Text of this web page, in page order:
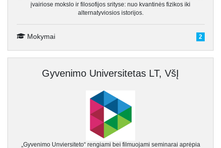
įvairiose mokslo ir filosofijos srityse: nuo kvantinės fizikos iki
alternatyviosios istorijos.
Mokymai 2
Gyvenimo Universitetas LT, VšĮ
„Gyvenimo Unviersiteto“ rengiami bei filmuojami seminarai aprėpia